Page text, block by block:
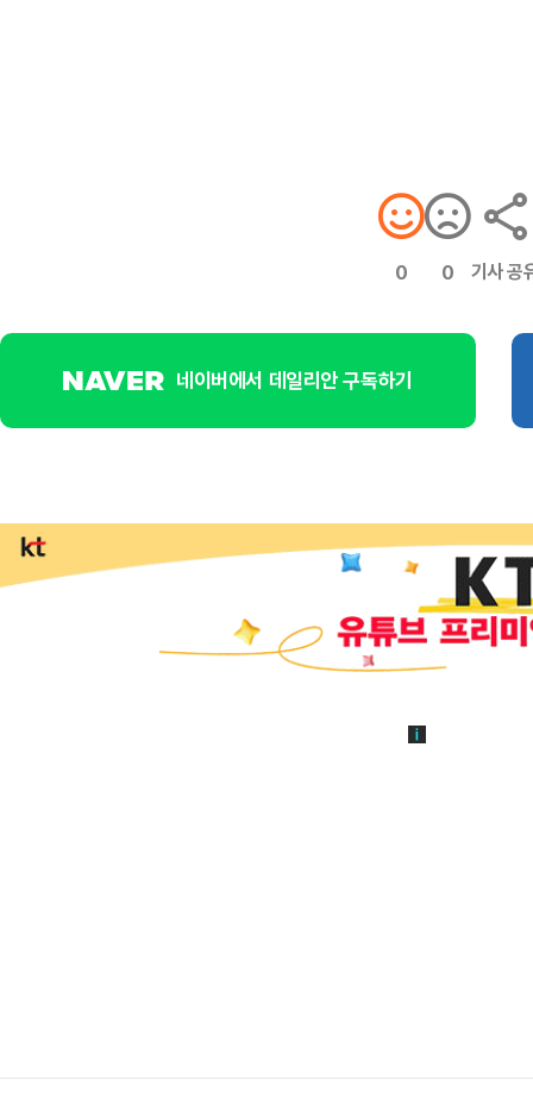
0 0 기사 공
네이버에서 데일리안 구독하기